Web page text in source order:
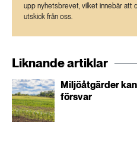
upp nyhetsbrevet, vilket innebär att
utskick från oss.
Liknande artiklar
Miljöåtgärder
försvar